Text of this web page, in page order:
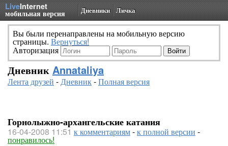
LiveInternet
мобильная версия Дневники Личка
Вы были перенаправлены на мобильную версию
страницы. Вернуться!
Авторизация
Дневник Annataliya
Лента друзей -Дневник-Полная версия
Горнолыжно-архангельские катания
16-04-2008 11:51 к комментариям-к полной версии -
понравилось!